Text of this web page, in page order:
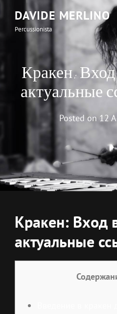
DAVIDE MERLINO
Percussionista
Кракен:
актуальные
Posted on 12
Кракен: Вход
актуальные